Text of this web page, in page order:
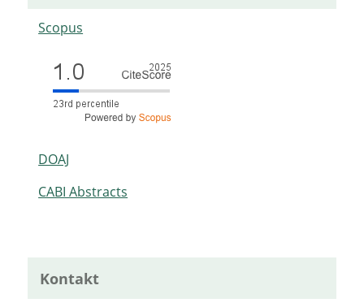
Scopus
DOAJ
CABI Abstracts
Kontakt